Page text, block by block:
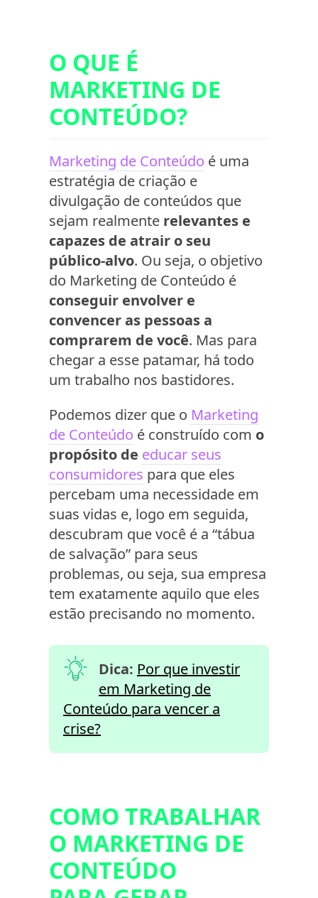
O QUE É
MARKETING DE
CONTEÚDO?
Marketing de Conteúdo é uma
estratégia de criação e
divulgação de conteúdos que
sejam realmente relevantes e
capazes de atrair o seu
público-alvo. Ou seja, o objetivo
do Marketing de Conteúdo é
conseguir envolver e
convencer as pessoas a
comprarem de você. Mas para
chegar a esse patamar, há todo
um trabalho nos bastidores.
Podemos dizer que o Marketing
de Conteúdo é construído com o
propósito de educar seus
consumidores para que eles
percebam uma necessidade em
suas vidas e, logo em seguida,
descubram que você é a “tábua
de salvação” para seus
problemas, ou seja, sua empresa
tem exatamente aquilo que eles
estão precisando no momento.
Dica: Por que investir
em Marketing de
Conteúdo para vencer a
crise?
COMO TRABALHAR
O MARKETING DE
CONTEÚDO